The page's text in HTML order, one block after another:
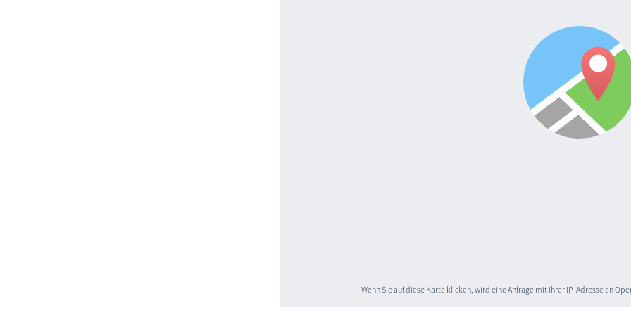
Wenn Sie auf diese Karte klicken, wird eine Anfrage mit Ihrer IP-Adresse an